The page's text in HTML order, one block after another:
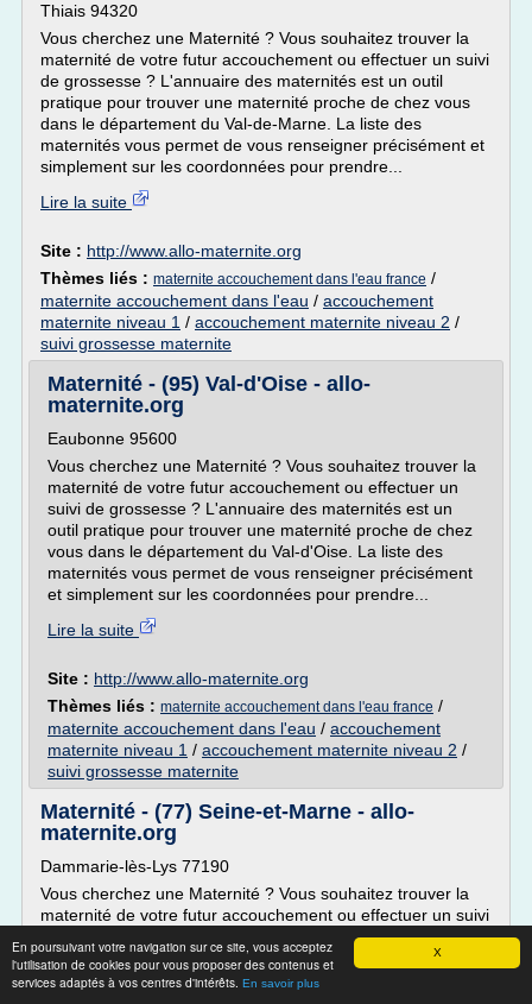
X
En poursuivant votre navigation sur ce site, vous acceptez
l'utilisation de cookies pour vous proposer des contenus et
services adaptés à vos centres d'intérêts. En savoir plus
Thiais 94320
Vous cherchez une Maternité ? Vous souhaitez trouver la
maternité de votre futur accouchement ou effectuer un suivi
de grossesse ? L'annuaire des maternités est un outil
pratique pour trouver une maternité proche de chez vous
dans le département du Val-de-Marne. La liste des
maternités vous permet de vous renseigner précisément et
simplement sur les coordonnées pour prendre...
Lire la suite
Site : http://www.allo-maternite.org
Thèmes liés : maternite accouchement dans l'eau france /
maternite accouchement dans l'eau / accouchement
maternite niveau 1 / accouchement maternite niveau 2 /
suivi grossesse maternite
Maternité - (95) Val-d'Oise - allo-
maternite.org
Eaubonne 95600
Vous cherchez une Maternité ? Vous souhaitez trouver la
maternité de votre futur accouchement ou effectuer un
suivi de grossesse ? L'annuaire des maternités est un
outil pratique pour trouver une maternité proche de chez
vous dans le département du Val-d'Oise. La liste des
maternités vous permet de vous renseigner précisément
et simplement sur les coordonnées pour prendre...
Lire la suite
Site : http://www.allo-maternite.org
Thèmes liés : maternite accouchement dans l'eau france /
maternite accouchement dans l'eau / accouchement
maternite niveau 1 / accouchement maternite niveau 2 /
suivi grossesse maternite
Maternité - (77) Seine-et-Marne - allo-
maternite.org
Dammarie-lès-Lys 77190
Vous cherchez une Maternité ? Vous souhaitez trouver la
maternité de votre futur accouchement ou effectuer un suivi
de grossesse ? L'annuaire des maternités est un outil
pratique pour trouver une maternité proche de chez vous
dans le département de Seine-et-Marne. La liste des